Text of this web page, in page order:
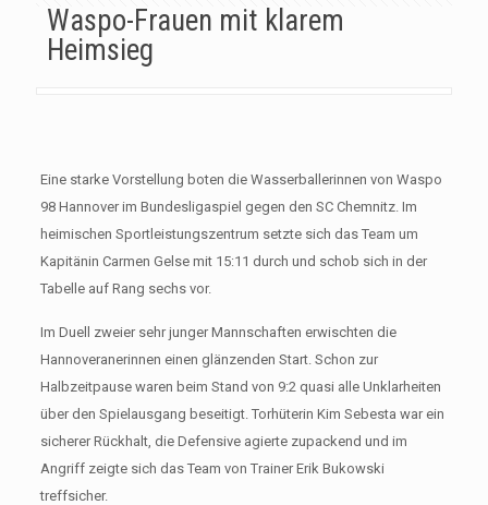
Waspo-Frauen mit klarem
Heimsieg
Eine starke Vorstellung boten die Wasserballerinnen von Waspo
98 Hannover im Bundesligaspiel gegen den SC Chemnitz. Im
heimischen Sportleistungszentrum setzte sich das Team um
Kapitänin Carmen Gelse mit 15:11 durch und schob sich in der
Tabelle auf Rang sechs vor.
Im Duell zweier sehr junger Mannschaften erwischten die
Hannoveranerinnen einen glänzenden Start. Schon zur
Halbzeitpause waren beim Stand von 9:2 quasi alle Unklarheiten
über den Spielausgang beseitigt. Torhüterin Kim Sebesta war ein
sicherer Rückhalt, die Defensive agierte zupackend und im
Angriff zeigte sich das Team von Trainer Erik Bukowski
treffsicher.